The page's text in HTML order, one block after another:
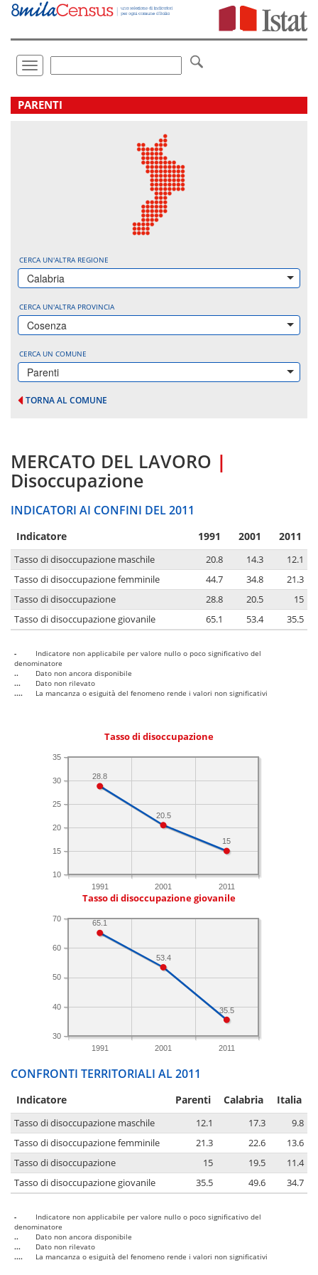
Vai
direttamente
Toggle
navigation
.
PARENTI
CERCA UN'ALTRA REGIONE
Calabria
CERCA UN'ALTRA PROVINCIA
Cosenza
CERCA UN COMUNE
Parenti
TORNA AL COMUNE
MERCATO DEL LAVORO |
Disoccupazione
INDICATORI AI CONFINI DEL 2011
Indicatore 1991 2001 2011
Tasso di disoccupazione maschile 20.8 14.3
12.1
Tasso di disoccupazione femminile
44.7 34.8
21.3
Tasso di disoccupazione
28.8 20.5
15
Tasso di disoccupazione giovanile
65.1 53.4 35.5
-
Indicatore non applicabile per valore nullo o poco significativo del
denominatore
..
Dato non ancora disponibile
...
Dato non rilevato
....
La mancanza o esiguità del fenomeno rende i valori non significativi
Tasso di disoccupazione
1991 2001 2011
10
15
20
25
30
35
15
20.5
28.8
Tasso di disoccupazione giovanile
1991 2001 2011
30
40
50
60
70
35.5
53.4
65.1
CONFRONTI TERRITORIALI AL 2011
Indicatore Parenti Calabria Italia
Tasso di disoccupazione maschile 12.1 17.3
9.8
Tasso di disoccupazione femminile
21.3 22.6
13.6
Tasso di disoccupazione
15 19.5
11.4
Tasso di disoccupazione giovanile
35.5 49.6 34.7
-
Indicatore non applicabile per valore nullo o poco significativo del
denominatore
..
Dato non ancora disponibile
...
Dato non rilevato
....
La mancanza o esiguità del fenomeno rende i valori non significativi